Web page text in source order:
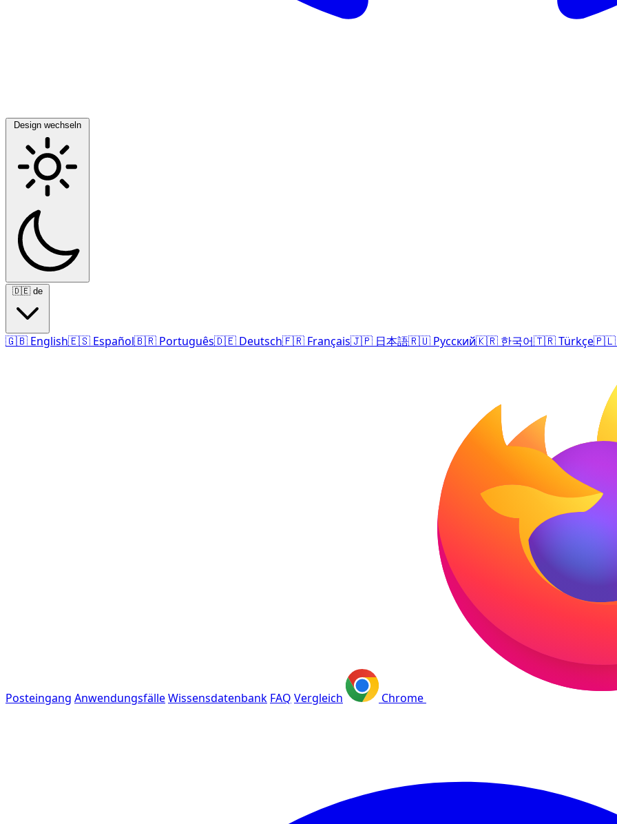
Design wechseln
🇩🇪 de
🇬🇧 English🇪🇸 Español🇧🇷 Português🇩🇪 Deutsch🇫🇷 Français🇯🇵 日本語🇷🇺 Русский🇰🇷 한국어🇹🇷Türkçe🇵🇱
Posteingang AnwendungsfälleWissensdatenbank FAQ Vergleich Chrome